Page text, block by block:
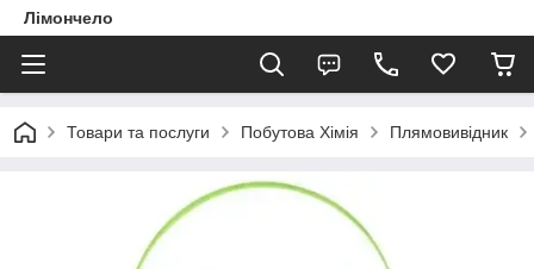
Лімончело
Товари та послуги Побутова Хімія Плямовивідник